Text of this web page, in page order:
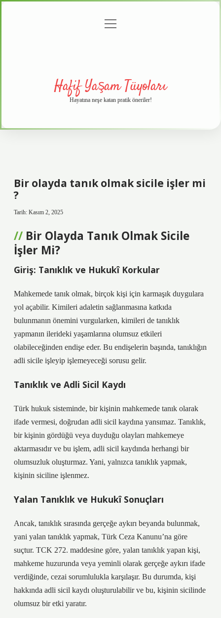
menüyü
Hafif Yaşam Tüyoları
Hayatına neşe katan pratik öneriler!
Bir olayda tanık olmak sicile işler mi
?
Tarih: Kasım 2, 2025
Bir Olayda Tanık Olmak Sicile
İşler Mi?
Giriş: Tanıklık ve Hukukî Korkular
Mahkemede tanık olmak, birçok kişi için karmaşık duygulara
yol açabilir. Kimileri adaletin sağlanmasına katkıda
bulunmanın önemini vurgularken, kimileri de tanıklık
yapmanın ilerideki yaşamlarına olumsuz etkileri
olabileceğinden endişe eder. Bu endişelerin başında, tanıklığın
adli sicile işleyip işlemeyeceği sorusu gelir.
Tanıklık ve Adli Sicil Kaydı
Türk hukuk sisteminde, bir kişinin mahkemede tanık olarak
ifade vermesi, doğrudan adli sicil kaydına yansımaz. Tanıklık,
bir kişinin gördüğü veya duyduğu olayları mahkemeye
aktarmasıdır ve bu işlem, adli sicil kaydında herhangi bir
olumsuzluk oluşturmaz. Yani, yalnızca tanıklık yapmak,
kişinin siciline işlenmez.
Yalan Tanıklık ve Hukukî Sonuçları
Ancak, tanıklık sırasında gerçeğe aykırı beyanda bulunmak,
yani yalan tanıklık yapmak, Türk Ceza Kanunu’na göre
suçtur. TCK 272. maddesine göre, yalan tanıklık yapan kişi,
mahkeme huzurunda veya yeminli olarak gerçeğe aykırı ifade
verdiğinde, cezai sorumlulukla karşılaşır. Bu durumda, kişi
hakkında adli sicil kaydı oluşturulabilir ve bu, kişinin sicilinde
olumsuz bir etki yaratır.